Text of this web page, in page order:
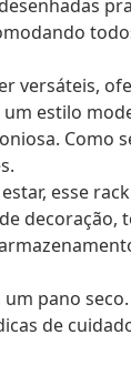
versáteis,
estilo
Como
esse
pano
de